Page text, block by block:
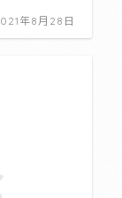
年8月28日